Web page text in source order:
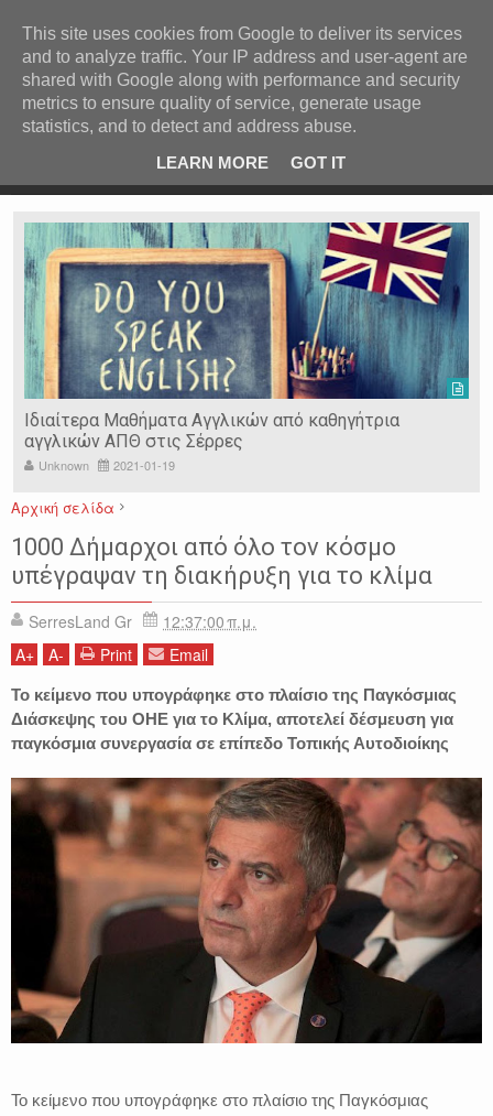
Ιερόσυλοι έκλεψαν τάματα από Ιερό Ναό στις Σέρρες
Ιδιαίτερα Μαθήματα Αγγλικών από καθηγήτρια
αγγλικών ΑΠΘ στις Σέρρες
Unknown 2021-01-19
Αρχική σελίδα
ΓΙΩΡΓΟΣ ΠΑΤΟΥΛΗΣ
ΔΗΜΑΡΧΟΙ
ΔΙΑΚΗΡΥΞΗ
ΚΛΙΜΑΤΙΚΗ ΑΛΛΑΓΗ
ΚΟΣΜΟΣ ΠΕΡΙΒΑΛΛΟΝ
1000 Δήμαρχοι από όλο τον κόσμο
υπέγραψαν τη διακήρυξη για το κλίμα
SerresLand Gr
12:37:00 π.μ.
A+ A- Print Email
Το κείμενο που υπογράφηκε στο πλαίσιο της Παγκόσμιας
Διάσκεψης του ΟΗΕ για το Κλίμα, αποτελεί δέσμευση για
παγκόσμια συνεργασία σε επίπεδο Τοπικής Αυτοδιοίκης
Το κείμενο που υπογράφηκε στο πλαίσιο της Παγκόσμιας
ΚΕΝΤΡΙΚΗ ΑΝΑ ΚΑΤΗΓΟΡΙΑ
ΕΙΔΗΣΕΙΣ ΑΝΑ ΠΕΡΙΟΧΗ
ΠΡΟΣΦΑΤΑ ΝΕΑ
Ν. ΣΕΡΡΩΝ Η ΓΗ ΜΑΣ
ΤΥΧΑΙΕΣ ΑΝΑΡΤΗΣΕΙΣ/ΑΡΘΡΑ
Serres Racing Circuit
Panserraikos FC
Ikaroi B.C.
This site uses cookies from Google to deliver its services
and to analyze traffic. Your IP address and user-agent are
shared with Google along with performance and security
metrics to ensure quality of service, generate usage
statistics, and to detect and address abuse.
LEARN MORE
GOT IT